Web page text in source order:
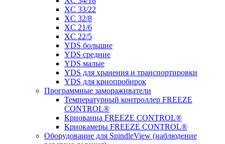
XC 33/22
XC 32/8
XC 21/6
XC 22/5
YDS большие
YDS средние
YDS малые
YDS для хранения и транспортировки
YDS для криопробирок
Программные замораживатели
Температурный контроллер FREEZE
CONTROL®
Криованна FREEZE CONTROL®
Криокамеры FREEZE CONTROL®
Оборудование для SpindleView (наблюдение